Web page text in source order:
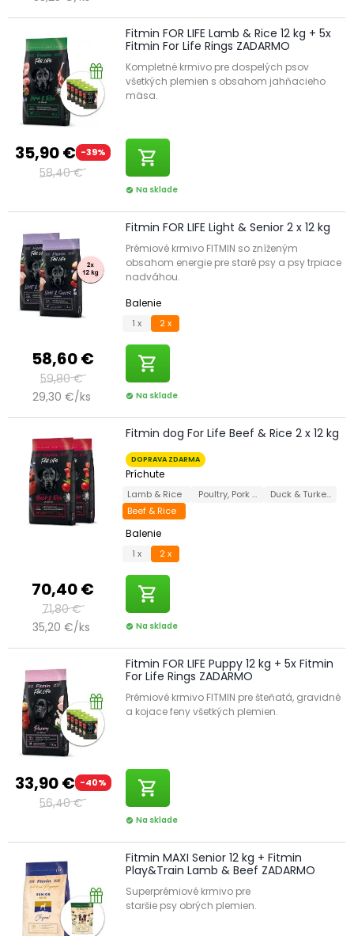
35,90 € -39%
58,40 €
Fitmin FOR LIFE Lamb & Rice 12 kg + 5x
Fitmin For Life Rings ZADARMO
Kompletné krmivo pre dospelých psov
všetkých plemien s obsahom jahňacieho
mäsa.
shopping_cart
check_circle Na sklade
58,60 €
59,80 €
29,30 €/ks
Fitmin FOR LIFE Light & Senior 2 x 12 kg
Prémiové krmivo FITMIN so zníženým
obsahom energie pre staré psy a psy trpiace
nadváhou.
Balenie
1 x 2 x
shopping_cart
check_circle Na sklade
70,40 €
71,80 €
35,20 €/ks
Fitmin dog For Life Beef & Rice 2 x 12 kg
DOPRAVA ZDARMA
Príchute
Lamb & Rice Poultry, Pork & BeefDuck & Turkey
Beef & Rice
Balenie
1 x 2 x
shopping_cart
check_circle Na sklade
33,90 € -40%
56,40 €
Fitmin FOR LIFE Puppy 12 kg + 5x Fitmin
For Life Rings ZADARMO
Prémiové krmivo FITMIN pre šteňatá, gravidné
a kojace feny všetkých plemien.
shopping_cart
check_circle Na sklade
Fitmin MAXI Senior 12 kg + Fitmin
Play&Train Lamb & Beef ZADARMO
Superprémiové krmivo pre
staršie psy obrých plemien.